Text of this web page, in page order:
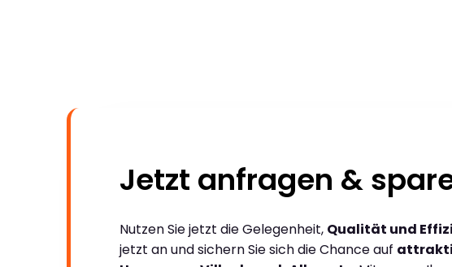
Jetzt anfragen &
Nutzen Sie jetzt die Gelegenheit, Qualität und
jetzt an und sichern Sie sich die Chance auf